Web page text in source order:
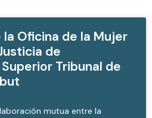
Oficina de la Mujer
de
Tribunal de
mutua entre la